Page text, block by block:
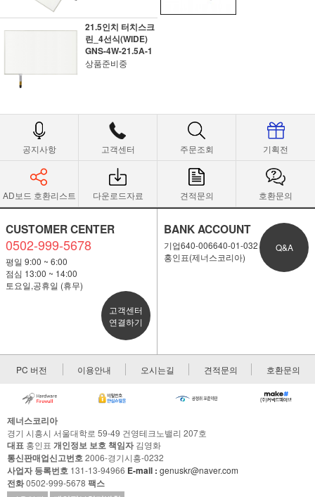
21.5인치 터치스크
린_4선식(WIDE)
GNS-4W-21.5A-1
상품준비중
공지사항 고객센터 주문조회 기획전
AD보드 호환리스트 다운로드자료 견적문의 호환문의
CUSTOMER CENTER
0502-999-5678
평일 9:00 ~ 6:00
점심 13:00 ~ 14:00
토요일,공휴일 (휴무)
고객센터
연결하기
BANK ACCOUNT
기업640-006640-01-032
홍인표(제너스코리아)
Q&A
PC 버전 이용안내 오시는길 견적문의 호환문의
제너스코리아
경기 시흥시 서울대학로 59-49 건영테크노밸리 207호
대표 홍인표 개인정보 보호 책임자김영화
통신판매업신고번호2006-경기시흥-0232
사업자 등록번호 131-13-94966 E-mail : genuskr@naver.com
전화0502-999-5678 팩스